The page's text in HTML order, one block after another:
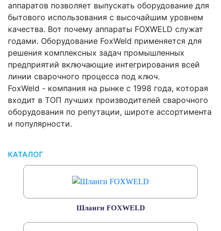
аппаратов позволяет выпускать оборудование для
бытового использования с высочайшим уровнем
качества. Вот почему аппараты FOXWELD служат
годами. Оборудование FoxWeld применяется для
решения комплексных задач промышленных
предприятий включающие интегрирования всей
линии сварочного процесса под ключ.
FoxWeld - компания на рынке с 1998 года, которая
входит в ТОП лучших производителей сварочного
оборудования по репутации, широте ассортимента
и популярности.
КАТАЛОГ
Шланги FOXWELD